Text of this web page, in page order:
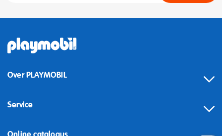
Over PLAYMOBIL
Service